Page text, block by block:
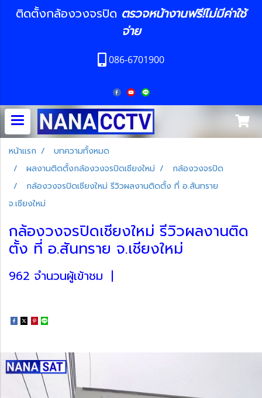
ติดตั้งกล้องวงจรปิด ตรวจหน้างานฟรี!ไม่มีค่าใช้
จ่าย
086-6701900
หน้าแรก
บทความทั้งหมด
ผลงานติดตั้งกล้องวงจรปิดเชียงใหม่
กล้องวงจรปิด
กล้องวงจรปิดเชียงใหม่ รีวิวผลงานติดตั้ง ที่ อ.สันทราย
จ.เชียงใหม่
กล้องวงจรปิดเชียงใหม่ รีวิวผลงานติด
ตั้ง ที่ อ.สันทราย จ.เชียงใหม่
962 จำนวนผู้เข้าชม |